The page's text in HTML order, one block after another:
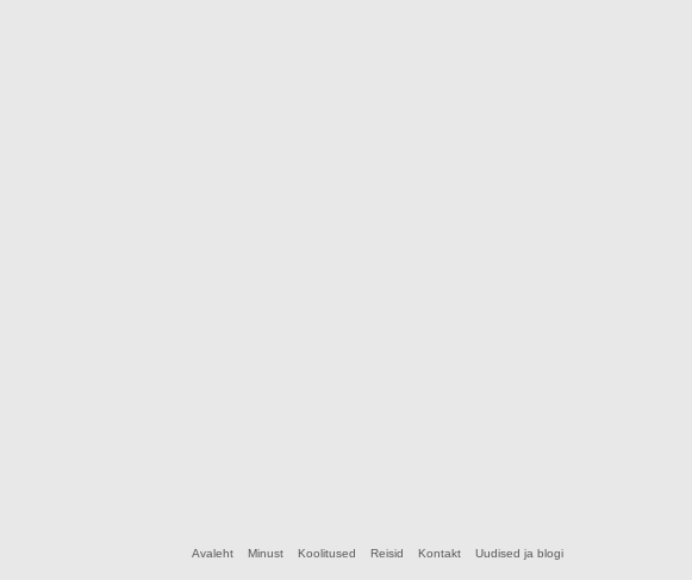
Avaleht Minust Koolitused Reisid Kontakt Uudised ja blogi